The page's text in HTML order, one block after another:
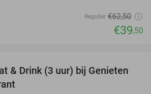
Regulier €62,50
€39,50
19%
& Drink (3 uur) bij Genieten